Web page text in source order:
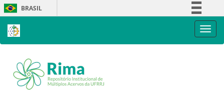
Skip
navigation
BRASIL